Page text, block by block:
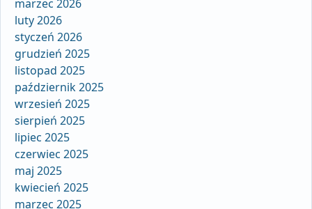
marzec 2026
luty 2026
styczeń 2026
grudzień 2025
listopad 2025
październik 2025
wrzesień 2025
sierpień 2025
lipiec 2025
czerwiec 2025
maj 2025
kwiecień 2025
marzec 2025